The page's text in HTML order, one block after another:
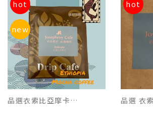
hot
new
品選衣索比亞摩卡特調(每包12g)濾掛平裝版 每10包為一盒
hot